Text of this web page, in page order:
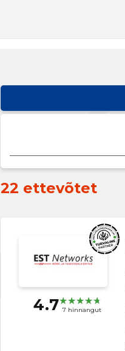
22 ettevõtet
4.7 7 hinnangut